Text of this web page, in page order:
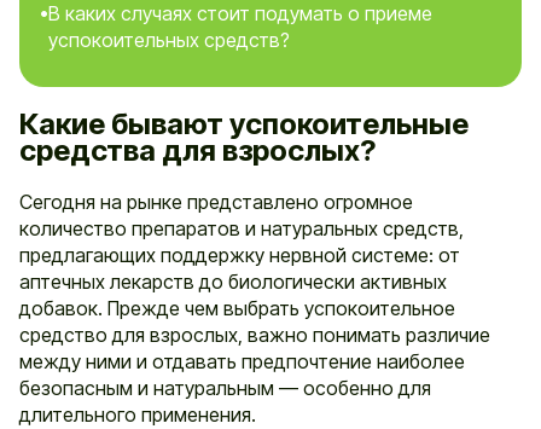
В каких случаях стоит подумать о приеме
успокоительных средств?
Какие бывают успокоительные
средства для взрослых?
Сегодня на рынке представлено огромное
количество препаратов и натуральных средств,
предлагающих поддержку нервной системе: от
аптечных лекарств до биологически активных
добавок. Прежде чем выбрать успокоительное
средство для взрослых, важно понимать различие
между ними и отдавать предпочтение наиболее
безопасным и натуральным — особенно для
длительного применения.